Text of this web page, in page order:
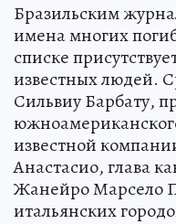
Бразильским
имена многих
списке
известных людей.
Сильвиу Барбату,
известной
Анастасио, глава
Жанейро Марсело
итальянских